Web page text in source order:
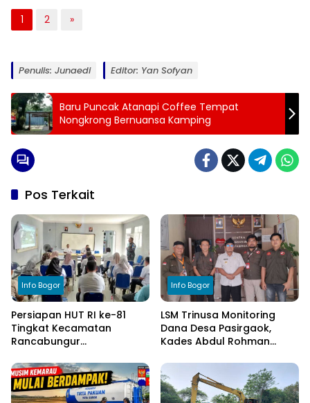
1 2 »
Penulis: Junaedi Editor: Yan Sofyan
Baru Puncak Atanapi Coffee Tempat
Nongkrong Bernuansa Kamping
Pos Terkait
Info Bogor
Persiapan HUT RI ke-81
Tingkat Kecamatan
Rancabungur
Cimulang, Libatkan Seluruh
Elemen Masyarakat
Info Bogor
LSM Trinusa Monitoring
Dana Desa Pasirgaok,
Kades Abdul Rohman
Transparansi Pengelolaan
Anggaran